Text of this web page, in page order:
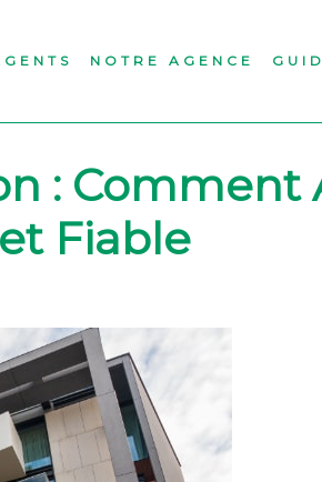
NOTRE AGENCE
: Comment
Fiable